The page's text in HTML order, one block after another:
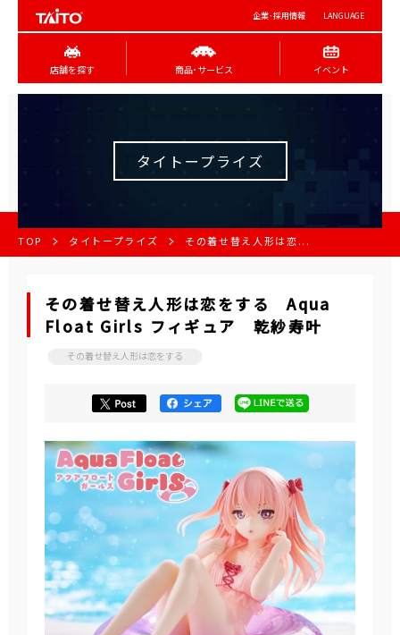
企業･採用情報 LANGUAGE
店舗を探す 商品･サービス イベント
タイトープライズ
TOP タイトープライズ その着せ替え人形は恋...
その着せ替え人形は恋をする Aqua
Float Girls フィギュア 乾紗寿叶
その着せ替え人形は恋をする